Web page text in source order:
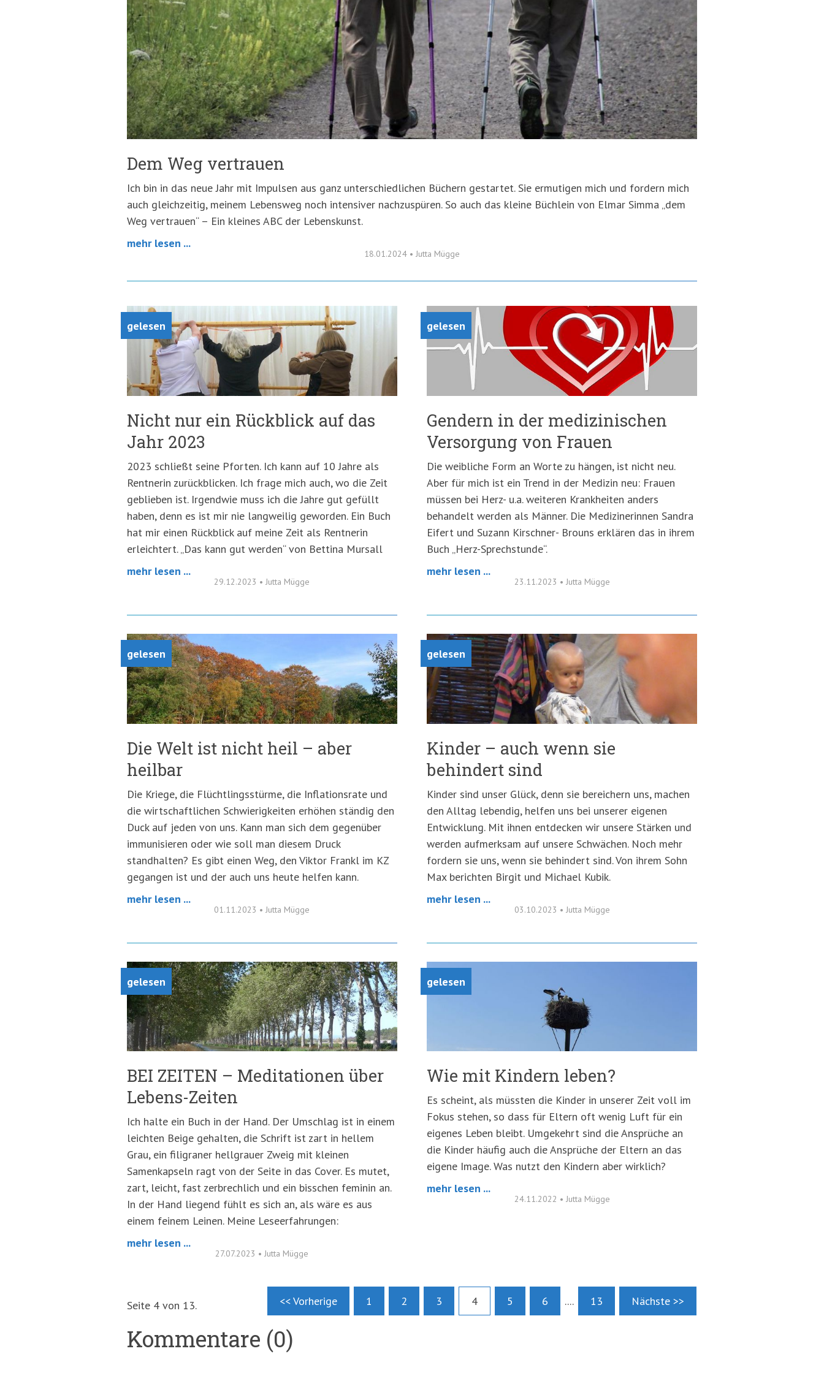
Dem Weg vertrauen
Ich bin in das neue Jahr mit Impulsen aus ganz unterschiedlichen Büchern gestartet. Sie ermutigen mich und fordern mich
auch gleichzeitig, meinem Lebensweg noch intensiver nachzuspüren. So auch das kleine Büchlein von Elmar Simma „dem
Weg vertrauen“ – Ein kleines ABC der Lebenskunst.
mehr lesen ...
18.01.2024 • Jutta Mügge
gelesen
Nicht nur ein Rückblick auf das
Jahr 2023
2023 schließt seine Pforten. Ich kann auf 10 Jahre als
Rentnerin zurückblicken. Ich frage mich auch, wo die Zeit
geblieben ist. Irgendwie muss ich die Jahre gut gefüllt
haben, denn es ist mir nie langweilig geworden. Ein Buch
hat mir einen Rückblick auf meine Zeit als Rentnerin
erleichtert. „Das kann gut werden“ von Bettina Mursall
mehr lesen ...
29.12.2023 •Jutta Mügge
gelesen
Gendern in der medizinischen
Versorgung von Frauen
Die weibliche Form an Worte zu hängen, ist nicht neu.
Aber für mich ist ein Trend in der Medizin neu: Frauen
müssen bei Herz- u.a. weiteren Krankheiten anders
behandelt werden als Männer. Die Medizinerinnen Sandra
Eifert und Suzann Kirschner- Brouns erklären das in ihrem
Buch „Herz-Sprechstunde“.
mehr lesen ...
23.11.2023 • Jutta Mügge
gelesen
Die Welt ist nicht heil – aber
heilbar
Die Kriege, die Flüchtlingsstürme, die Inflationsrate und
die wirtschaftlichen Schwierigkeiten erhöhen ständig den
Duck auf jeden von uns. Kann man sich dem gegenüber
immunisieren oder wie soll man diesem Druck
standhalten? Es gibt einen Weg, den Viktor Frankl im KZ
gegangen ist und der auch uns heute helfen kann.
mehr lesen ...
01.11.2023 •Jutta Mügge
gelesen
Kinder – auch wenn sie
behindert sind
Kinder sind unser Glück, denn sie bereichern uns, machen
den Alltag lebendig, helfen uns bei unserer eigenen
Entwicklung. Mit ihnen entdecken wir unsere Stärken und
werden aufmerksam auf unsere Schwächen. Noch mehr
fordern sie uns, wenn sie behindert sind. Von ihrem Sohn
Max berichten Birgit und Michael Kubik.
mehr lesen ...
03.10.2023 • Jutta Mügge
gelesen
BEI ZEITEN – Meditationen über
Lebens-Zeiten
Ich halte ein Buch in der Hand. Der Umschlag ist in einem
leichten Beige gehalten, die Schrift ist zart in hellem
Grau, ein filigraner hellgrauer Zweig mit kleinen
Samenkapseln ragt von der Seite in das Cover. Es mutet,
zart, leicht, fast zerbrechlich und ein bisschen feminin an.
In der Hand liegend fühlt es sich an, als wäre es aus
einem feinem Leinen. Meine Leseerfahrungen:
mehr lesen ...
27.07.2023 •Jutta Mügge
gelesen
Wie mit Kindern leben?
Es scheint, als müssten die Kinder in unserer Zeit voll im
Fokus stehen, so dass für Eltern oft wenig Luft für ein
eigenes Leben bleibt. Umgekehrt sind die Ansprüche an
die Kinder häufig auch die Ansprüche der Eltern an das
eigene Image. Was nutzt den Kindern aber wirklich?
mehr lesen ...
24.11.2022 • Jutta Mügge
Seite 4 von 13. << Vorherige 1 2 3 4 5 6 .... 13 Nächste >>
Kommentare (0)